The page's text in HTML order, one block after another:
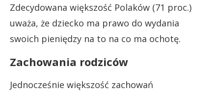
Zdecydowana większość Polaków (71 proc.)
uważa, że ​​dziecko ma prawo do wydania
swoich pieniędzy na to na co ma ochotę.
Zachowania rodziców
Jednocześnie większość zachowań